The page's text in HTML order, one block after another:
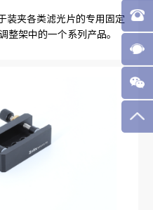
装夹各类滤光片的专用固定
架中的一个系列产品。